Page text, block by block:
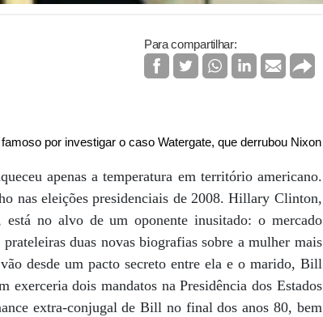
Para compartilhar:
por investigar o caso Watergate, que derrubou Nixon
apenas a temperatura em território americano.
nas eleições presidenciais de 2008. Hillary Clinton,
no alvo de um oponente inusitado: o mercado
duas novas biografias sobre a mulher mais
desde um pacto secreto entre ela e o marido, Bill
dois mandatos na Presidência dos Estados
extra-conjugal de Bill no final dos anos 80, bem